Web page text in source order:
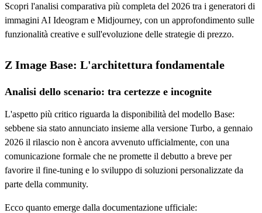
Scopri l'analisi comparativa più completa del 2026 tra i generatori di
immagini AI Ideogram e Midjourney, con un approfondimento sulle
funzionalità creative e sull'evoluzione delle strategie di prezzo.
Z Image Base: L'architettura fondamentale
Analisi dello scenario: tra certezze e incognite
L'aspetto più critico riguarda la disponibilità del modello Base:
sebbene sia stato annunciato insieme alla versione Turbo, a gennaio
2026 il rilascio non è ancora avvenuto ufficialmente, con una
comunicazione formale che ne promette il debutto a breve per
favorire il fine-tuning e lo sviluppo di soluzioni personalizzate da
parte della community.
Ecco quanto emerge dalla documentazione ufficiale: